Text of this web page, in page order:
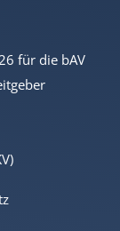
für die bAV